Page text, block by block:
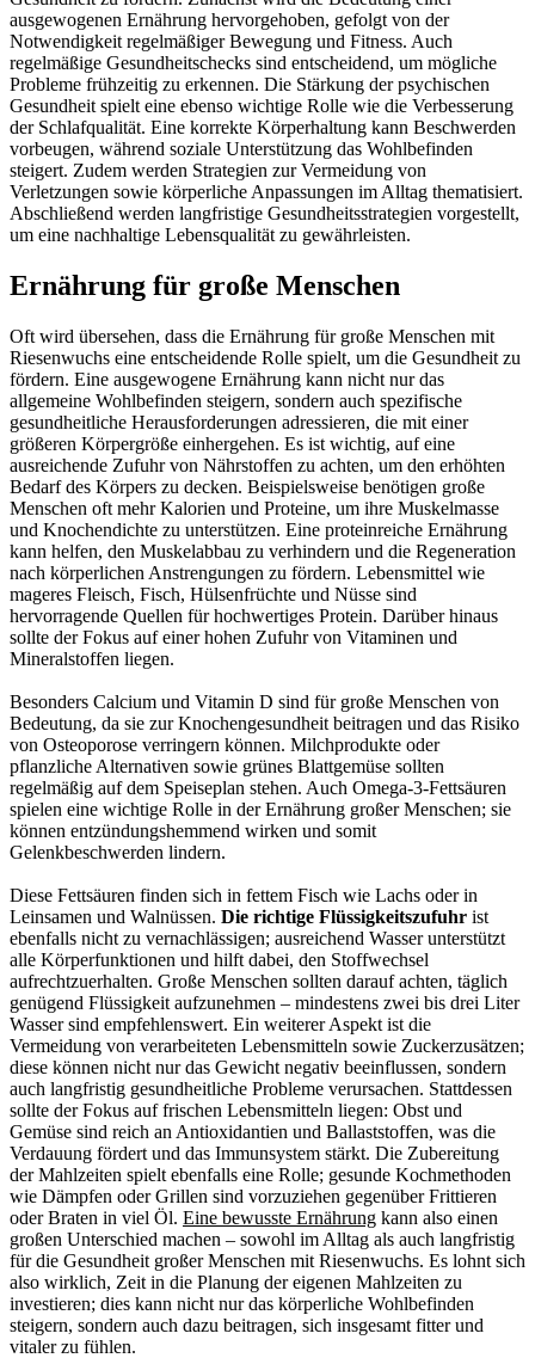
ausgewogenen Ernährung hervorgehoben, gefolgt von der
Notwendigkeit regelmäßiger Bewegung und Fitness. Auch
regelmäßige Gesundheitschecks sind entscheidend, um mögliche
Probleme frühzeitig zu erkennen. Die Stärkung der psychischen
Gesundheit spielt eine ebenso wichtige Rolle wie die Verbesserung
der Schlafqualität. Eine korrekte Körperhaltung kann Beschwerden
vorbeugen, während soziale Unterstützung das Wohlbefinden
steigert. Zudem werden Strategien zur Vermeidung von
Verletzungen sowie körperliche Anpassungen im Alltag thematisiert.
Abschließend werden langfristige Gesundheitsstrategien vorgestellt,
um eine nachhaltige Lebensqualität zu gewährleisten.
Ernährung für große Menschen
Oft wird übersehen, dass die Ernährung für große Menschen mit
Riesenwuchs eine entscheidende Rolle spielt, um die Gesundheit zu
fördern. Eine ausgewogene Ernährung kann nicht nur das
allgemeine Wohlbefinden steigern, sondern auch spezifische
gesundheitliche Herausforderungen adressieren, die mit einer
größeren Körpergröße einhergehen. Es ist wichtig, auf eine
ausreichende Zufuhr von Nährstoffen zu achten, um den erhöhten
Bedarf des Körpers zu decken. Beispielsweise benötigen große
Menschen oft mehr Kalorien und Proteine, um ihre Muskelmasse
und Knochendichte zu unterstützen. Eine proteinreiche Ernährung
kann helfen, den Muskelabbau zu verhindern und die Regeneration
nach körperlichen Anstrengungen zu fördern. Lebensmittel wie
mageres Fleisch, Fisch, Hülsenfrüchte und Nüsse sind
hervorragende Quellen für hochwertiges Protein. Darüber hinaus
sollte der Fokus auf einer hohen Zufuhr von Vitaminen und
Mineralstoffen liegen.
Besonders Calcium und Vitamin D sind für große Menschen von
Bedeutung, da sie zur Knochengesundheit beitragen und das Risiko
von Osteoporose verringern können. Milchprodukte oder
pflanzliche Alternativen sowie grünes Blattgemüse sollten
regelmäßig auf dem Speiseplan stehen. Auch Omega-3-Fettsäuren
spielen eine wichtige Rolle in der Ernährung großer Menschen; sie
können entzündungshemmend wirken und somit
Gelenkbeschwerden lindern.
Diese Fettsäuren finden sich in fettem Fisch wie Lachs oder in
Leinsamen und Walnüssen. Die richtige Flüssigkeitszufuhr ist
ebenfalls nicht zu vernachlässigen; ausreichend Wasser unterstützt
alle Körperfunktionen und hilft dabei, den Stoffwechsel
aufrechtzuerhalten. Große Menschen sollten darauf achten, täglich
genügend Flüssigkeit aufzunehmen – mindestens zwei bis drei Liter
Wasser sind empfehlenswert. Ein weiterer Aspekt ist die
Vermeidung von verarbeiteten Lebensmitteln sowie Zuckerzusätzen;
diese können nicht nur das Gewicht negativ beeinflussen, sondern
auch langfristig gesundheitliche Probleme verursachen. Stattdessen
sollte der Fokus auf frischen Lebensmitteln liegen: Obst und
Gemüse sind reich an Antioxidantien und Ballaststoffen, was die
Verdauung fördert und das Immunsystem stärkt. Die Zubereitung
der Mahlzeiten spielt ebenfalls eine Rolle; gesunde Kochmethoden
wie Dämpfen oder Grillen sind vorzuziehen gegenüber Frittieren
oder Braten in viel Öl. Eine bewusste Ernährung kann also einen
großen Unterschied machen – sowohl im Alltag als auch langfristig
für die Gesundheit großer Menschen mit Riesenwuchs. Es lohnt sich
also wirklich, Zeit in die Planung der eigenen Mahlzeiten zu
investieren; dies kann nicht nur das körperliche Wohlbefinden
steigern, sondern auch dazu beitragen, sich insgesamt fitter und
vitaler zu fühlen.